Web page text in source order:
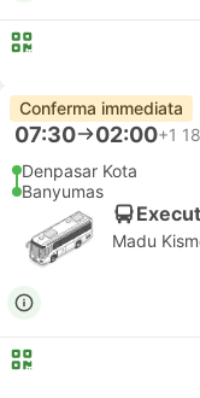
Conferma immediata
07:30 02:00+1
Denpasar Kota
Banyumas
Madu